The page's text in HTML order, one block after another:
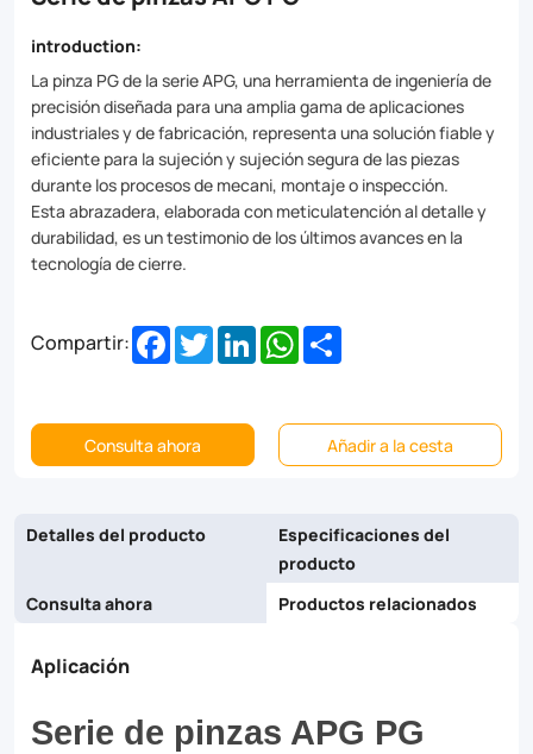
the
most
demanding
applications.
Ideal
for
wide
of
electrical
projects,
the
APG
PG
Clamp
introduction:
La pinza PG de la serie APG, una herramienta de ingeniería de
precisión diseñada para una amplia gama de aplicaciones
industriales y de fabricación, representa una solución fiable y
eficiente para la sujeción y sujeción segura de las piezas
durante los procesos de mecani, montaje o inspección.
Esta abrazadera, elaborada con meticulatención al detalle y
durabilidad, es un testimonio de los últimos avances en la
tecnología de cierre.
Compartir: Facebook
TwitterLinkedInWhatsApp
Consulta ahora Añadir a la cesta
Detalles del producto
Especificaciones del
producto
Consulta ahora
Productos relacionados
Aplicación
Serie de pinzas APG PG